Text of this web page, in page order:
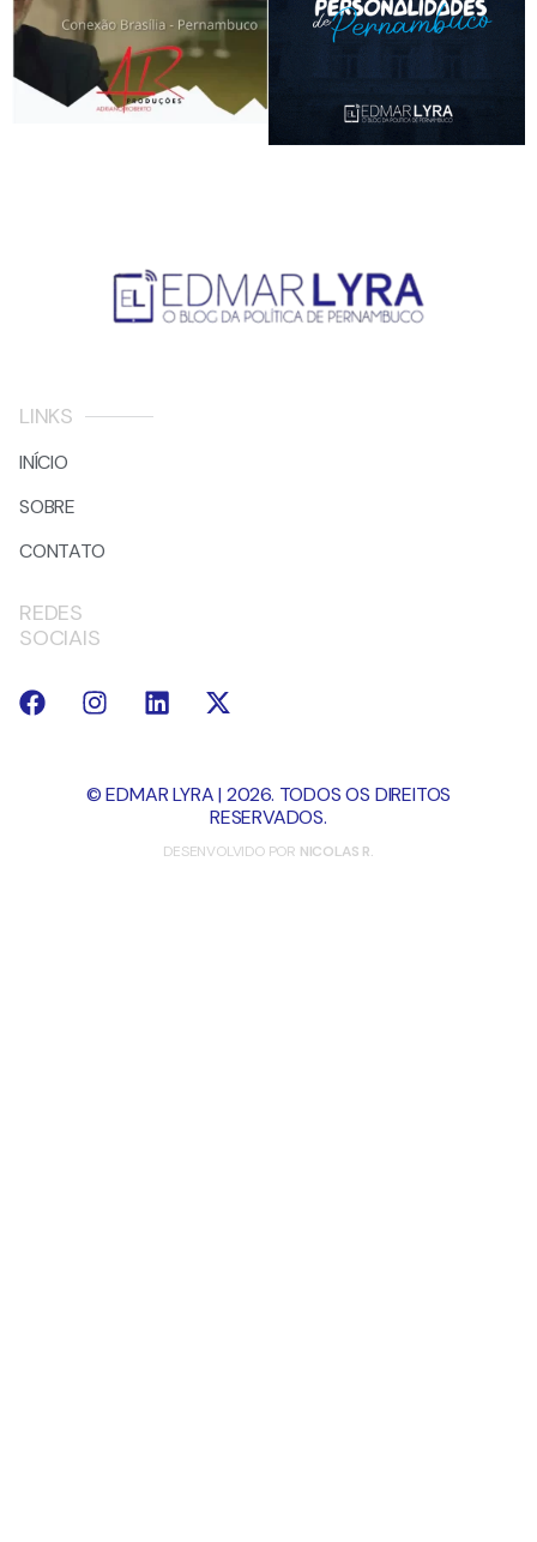
LINKS
INÍCIO
SOBRE
CONTATO
REDES
SOCIAIS
© EDMAR LYRA | 2026. TODOS OS DIREITOS
RESERVADOS.
DESENVOLVIDO POR NICOLAS R.